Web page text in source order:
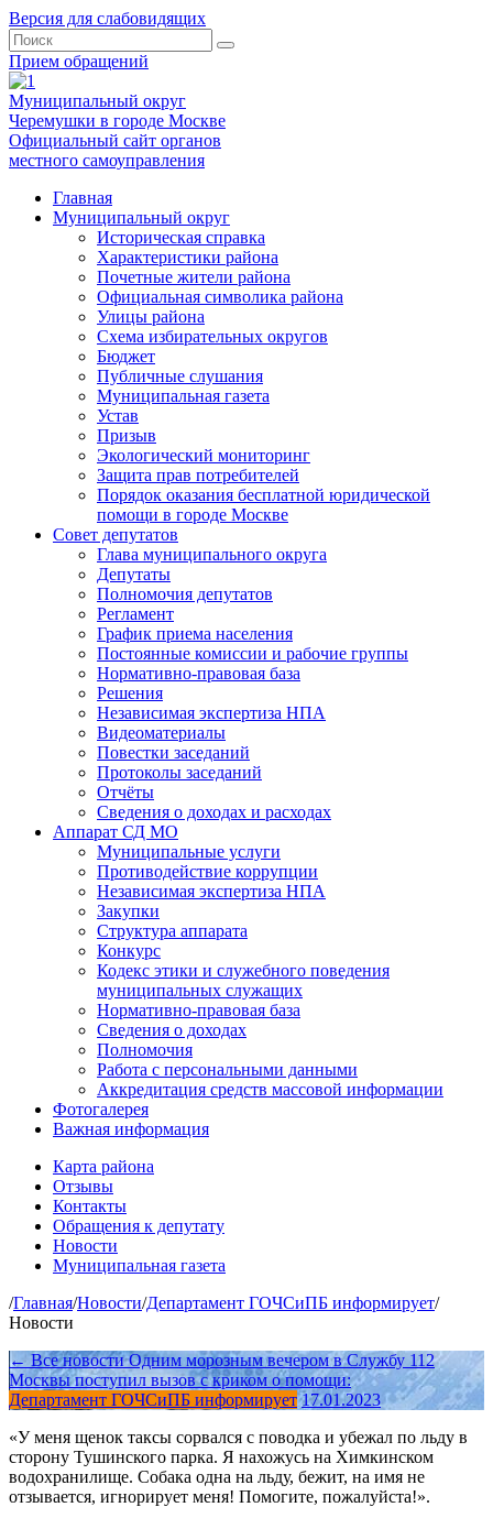
Версия для слабовидящих
Прием обращений
Муниципальный округ
Черемушки в городе Москве
Официальный сайт органов
местного самоуправления
Главная
Муниципальный округ
Историческая справка
Характеристики района
Почетные жители района
Официальная символика района
Улицы района
Схема избирательных округов
Бюджет
Публичные слушания
Муниципальная газета
Устав
Призыв
Экологический мониторинг
Защита прав потребителей
Порядок оказания бесплатной юридической
помощи в городе Москве
Совет депутатов
Глава муниципального округа
Депутаты
Полномочия депутатов
Регламент
График приема населения
Постоянные комиссии и рабочие группы
Нормативно-правовая база
Решения
Независимая экспертиза НПА
Видеоматериалы
Повестки заседаний
Протоколы заседаний
Отчёты
Сведения о доходах и расходах
Аппарат СД МО
Муниципальные услуги
Противодействие коррупции
Независимая экспертиза НПА
Закупки
Структура аппарата
Конкурс
Кодекс этики и служебного поведения
муниципальных служащих
Нормативно-правовая база
Сведения о доходах
Полномочия
Работа с персональными данными
Аккредитация средств массовой информации
Фотогалерея
Важная информация
Карта района
Отзывы
Контакты
Обращения к депутату
Новости
Муниципальная газета
/Главная/Новости/Департамент ГОЧСиПБ информирует/
Новости
← Все новостиОдним морозным вечером в Службу 112
Москвы поступил вызов с криком о помощи:
Департамент ГОЧСиПБ информирует 17.01.2023
«У меня щенок таксы сорвался с поводка и убежал по льду в
сторону Тушинского парка. Я нахожусь на Химкинском
водохранилище. Собака одна на льду, бежит, на имя не
отзывается, игнорирует меня! Помогите, пожалуйста!».